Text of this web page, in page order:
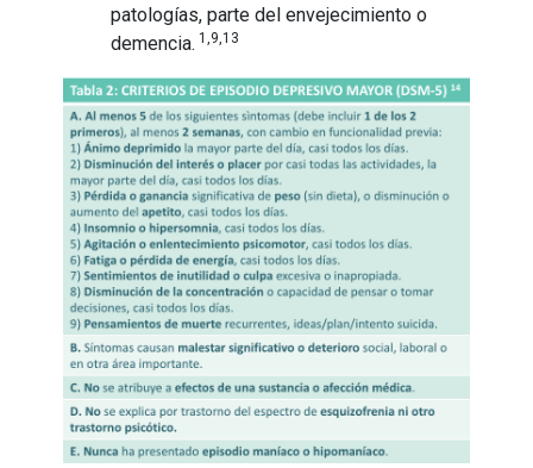
patologías, parte del envejecimiento o
demencia. 1,9,13